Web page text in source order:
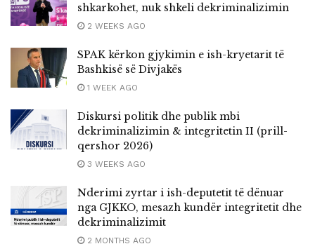
shkarkohet, nuk shkeli dekriminalizimin
2 WEEKS AGO
SPAK kërkon gjykimin e ish-kryetarit të
Bashkisë së Divjakës
1 WEEK AGO
Diskursi politik dhe publik mbi
dekriminalizimin & integritetin II (prill-
qershor 2026)
3 WEEKS AGO
Nderimi zyrtar i ish-deputetit të dënuar
nga GJKKO, mesazh kundër integritetit dhe
dekriminalizimit
2 MONTHS AGO